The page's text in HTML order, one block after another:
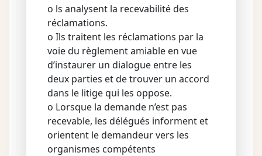
o ls analysent la recevabilité des
réclamations.
o Ils traitent les réclamations par la
voie du règlement amiable en vue
d’instaurer un dialogue entre les
deux parties et de trouver un accord
dans le litige qui les oppose.
o Lorsque la demande n’est pas
recevable, les délégués informent et
orientent le demandeur vers les
organismes compétents